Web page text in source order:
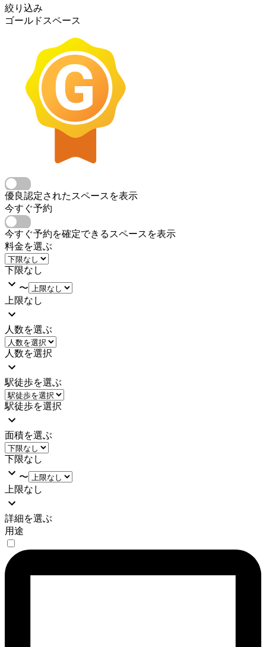
絞り込み
ゴールドスペース
優良認定されたスペースを表示
今すぐ予約
今すぐ予約を確定できるスペースを表示
料金を選ぶ
下限なし
〜
上限なし
人数を選ぶ
人数を選択
駅徒歩を選ぶ
駅徒歩を選択
面積を選ぶ
下限なし
〜
上限なし
詳細を選ぶ
用途